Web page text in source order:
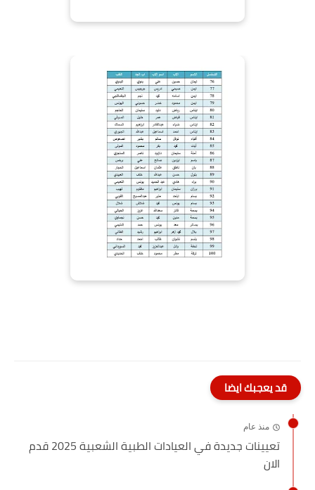
قد يعجبك ايضا
منذ عام
تعيينات جديدة في العيادات الطبية الشعبية 2025 قدم
الان